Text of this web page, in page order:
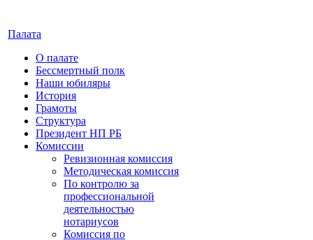
Палата
О палате
Бессмертный полк
Наши юбиляры
История
Грамоты
Структура
Президент НП РБ
Комиссии
Ревизионная комиссия
Методическая комиссия
По контролю за
профессиональной
деятельностью
нотариусов
Комиссия по